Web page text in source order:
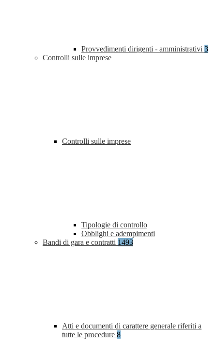
Provvedimenti dirigenti - amministrativi 3
Controlli sulle imprese
Controlli sulle imprese
Tipologie di controllo
Obblighi e adempimenti
Bandi di gara e contratti 1493
Atti e documenti di carattere generale riferiti a
tutte le procedure 8